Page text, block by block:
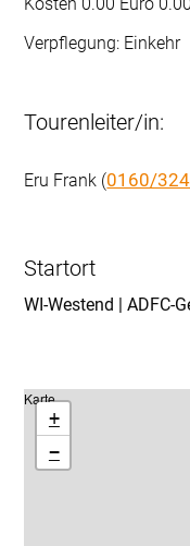
Verpflegung: Einkehr
Tourenleiter/in:
Eru Frank (0160/
Startort
WI-Westend | ADFC-
Karte
+
−